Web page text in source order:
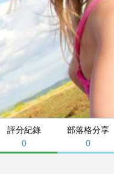
評分紀錄
0
部落格分享
0